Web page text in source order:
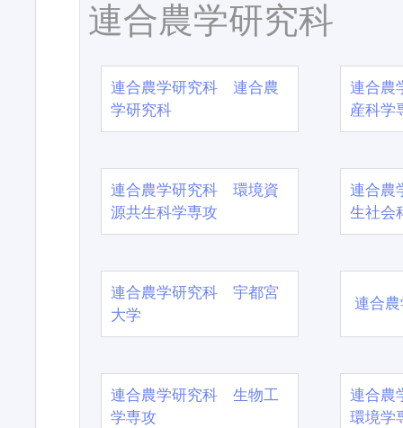
連合農学研究科
連合農学研究科 連合農
学研究科
連合農
産科学
連合農学研究科 環境資
源共生科学専攻
連合農
生社会
連合農学研究科 宇都宮
大学
連合
連合農学研究科 生物工
学専攻
連合農
環境学